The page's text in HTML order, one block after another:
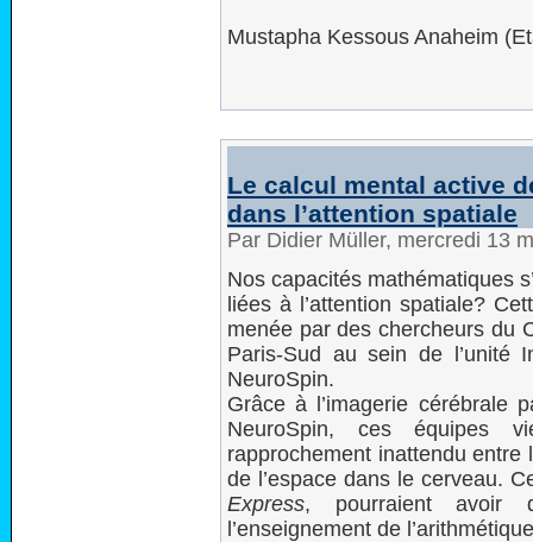
Mustapha Kessous Anaheim
Le calcul mental active
dans l’attention spatiale
Par Didier Müller, mercredi 13
Nos capacités mathématiques
liées à l’attention spatiale?
menée par des chercheurs du
Paris-Sud au sein de l’unité
NeuroSpin.
Grâce à l’imagerie cérébrale
NeuroSpin, ces équipes
rapprochement inattendu
de l’espace dans le cerveau.
Express, pourraient avoir
l’enseignement de